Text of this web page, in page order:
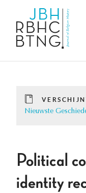
Nieuwste
Political
identity